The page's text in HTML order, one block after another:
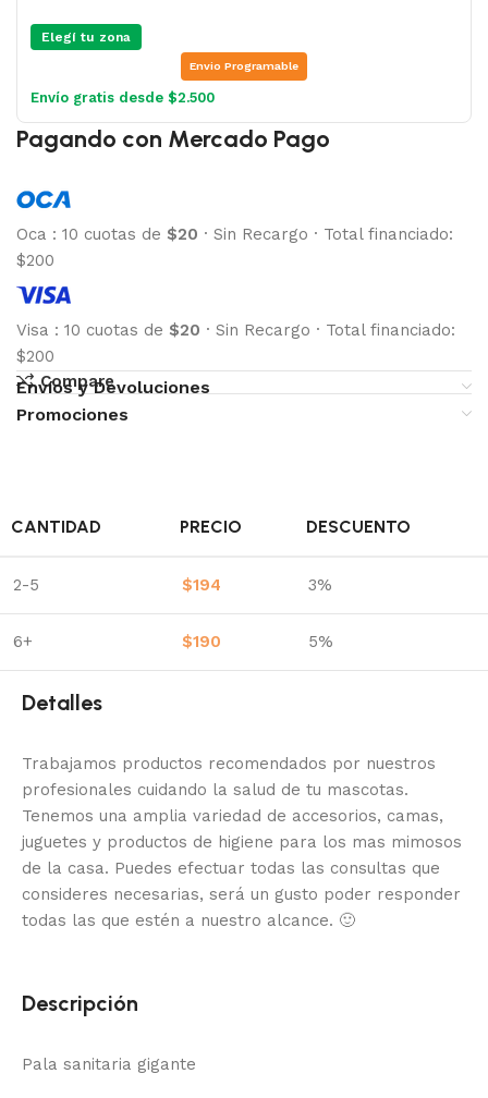
Elegí tu zona
Envio Programable
Envío gratis desde $2.500
Pagando con Mercado Pago
Oca : 10 cuotas de $20 · Sin Recargo · Total financiado:
$200
Visa : 10 cuotas de $20 · Sin Recargo · Total financiado:
$200
Compare
Envíos y Devoluciones
Promociones
CANTIDAD PRECIO DESCUENTO
2-5 $194 3%
6+ $190 5%
Detalles
Trabajamos productos recomendados por nuestros
profesionales cuidando la salud de tu mascotas.
Tenemos una amplia variedad de accesorios, camas,
juguetes y productos de higiene para los mas mimosos
de la casa. Puedes efectuar todas las consultas que
consideres necesarias, será un gusto poder responder
todas las que estén a nuestro alcance. 🙂
Descripción
Pala sanitaria gigante